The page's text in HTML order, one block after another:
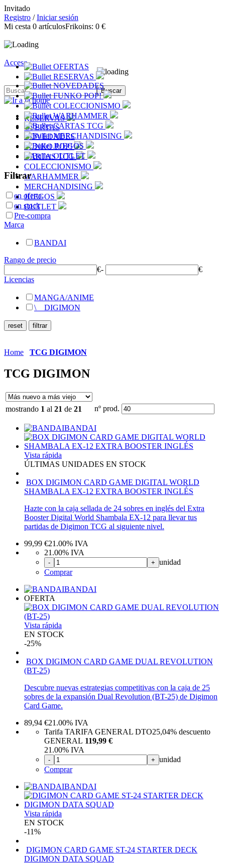
Invitado
Registro /Iniciar sesión
Mi cesta 0 artículosFrikoins: 0 €
Acceso
RESERVAS
OFERTAS
NOVEDADES
FUNKO POP!
CARTAS TCG
COLECCIONISMO
WARHAMMER
MERCHANDISING
JUEGOS
OUTLET
OFERTAS
RESERVAS
NOVEDADES
FUNKO POP!
COLECCIONISMO
WARHAMMER
CARTAS TCG
MERCHANDISING
JUEGOS
OUTLET
Filtrar
en oferta
en stock
Pre-compra
Marca
BANDAI
Rango de precio
€-
€
Licencias
MANGA/ANIME
\__ DIGIMON
Home TCG DIGIMON
TCG DIGIMON
mostrando 1 al 21 de 21 nº prod.
BANDAI
Vista rápida
ÚLTIMAS UNIDADES EN STOCK
BOX DIGIMON CARD GAME DIGITAL WORLD
SHAMBALA EX-12 EXTRA BOOSTER INGLÉS
Hazte con la caja sellada de 24 sobres en inglés del Extra
Booster Digital World Shambala EX-12 para llevar tus
partidas de Digimon TCG al siguiente nivel.
99,99 €21.00% IVA
21.00% IVA
- + unidad
Comprar
BANDAI
OFERTA
Vista rápida
EN STOCK
-25%
BOX DIGIMON CARD GAME DUAL REVOLUTION
(BT-25)
Descubre nuevas estrategias competitivas con la caja de 25
sobres de la expansión Dual Revolution (BT-25) de Digimon
Card Game.
89,94 €21.00% IVA
Tarifa TARIFA GENERAL DTO25,04% descuento
GENERAL 119,99 €
21.00% IVA
- + unidad
Comprar
BANDAI
Vista rápida
EN STOCK
-11%
DIGIMON CARD GAME ST-24 STARTER DECK
DIGIMON DATA SQUAD